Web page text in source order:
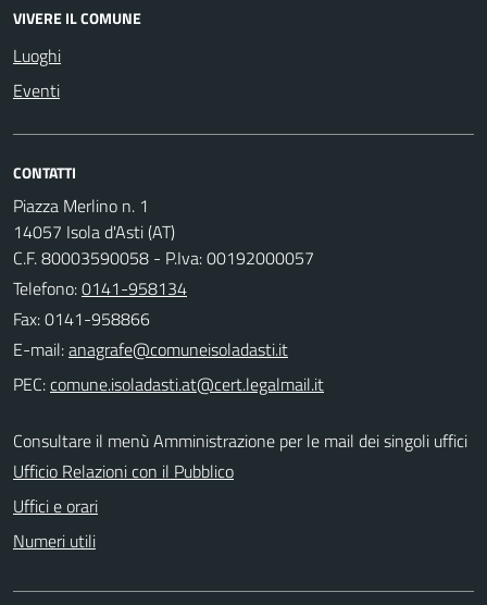
VIVERE IL COMUNE
Luoghi
Eventi
CONTATTI
Piazza Merlino n. 1
14057 Isola d'Asti (AT)
C.F. 80003590058 - P.Iva: 00192000057
Telefono:0141-958134
Fax: 0141-958866
E-mail:
PEC:
Consultare il menù Amministrazione per le mail dei singoli uffici
Ufficio Relazioni con il Pubblico
Uffici e orari
Numeri utili